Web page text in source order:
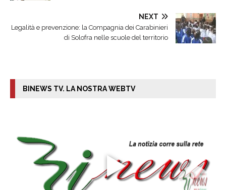
NEXT
Legalità e prevenzione: la Compagnia dei Carabinieri
di Solofra nelle scuole del territorio
BINEWS TV. LA NOSTRA WEBTV